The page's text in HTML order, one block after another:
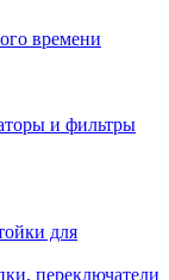
времени
и фильтры
для
переключатели